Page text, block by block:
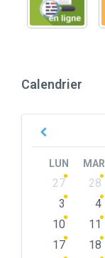
Calendrier
Previous
LUN MAR
Skip
calendar
27 28
3
4
10
11
17
18